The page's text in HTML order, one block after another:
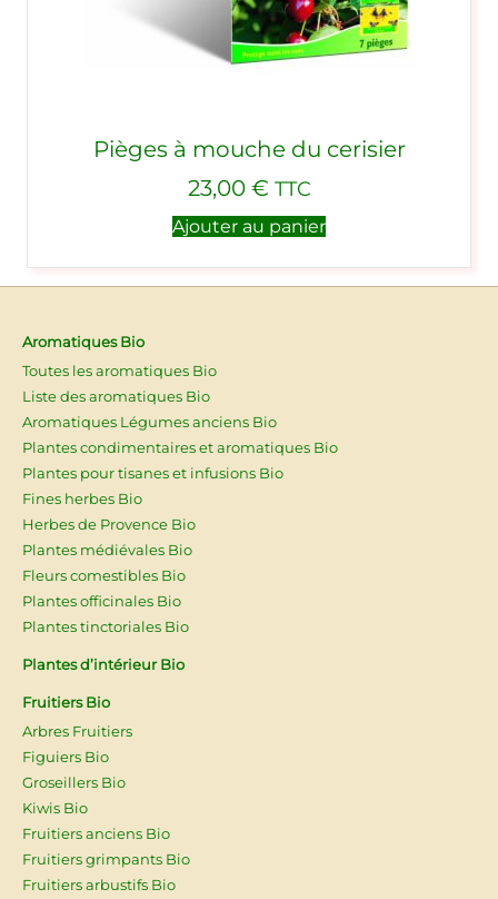
Pièges à mouche du cerisier
23,00 € TTC
Ajouter au panier
Aromatiques Bio
Toutes les aromatiques Bio
Liste des aromatiques Bio
Aromatiques Légumes anciens Bio
Plantes condimentaires et aromatiques Bio
Plantes pour tisanes et infusions Bio
Fines herbes Bio
Herbes de Provence Bio
Plantes médiévales Bio
Fleurs comestibles Bio
Plantes officinales Bio
Plantes tinctoriales Bio
Plantes d’intérieur Bio
Fruitiers Bio
Arbres Fruitiers
Figuiers Bio
Groseillers Bio
Kiwis Bio
Fruitiers anciens Bio
Fruitiers grimpants Bio
Fruitiers arbustifs Bio